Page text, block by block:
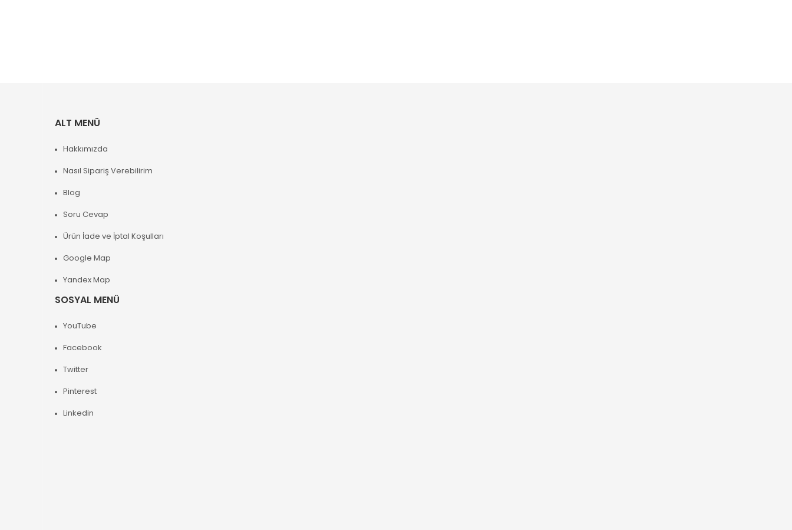
ALT MENÜ
Hakkımızda
Nasıl Sipariş Verebilirim
Blog
Soru Cevap
Ürün İade ve İptal Koşulları
Google Map
Yandex Map
SOSYAL MENÜ
YouTube
Facebook
Twitter
Pinterest
Linkedin